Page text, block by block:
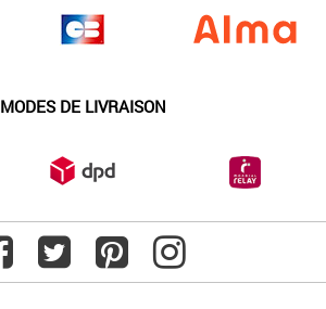
MODES DE LIVRAISON